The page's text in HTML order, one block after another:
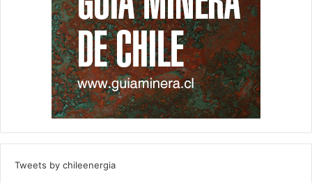
Tweets by chileenergia